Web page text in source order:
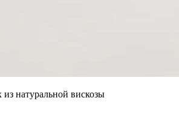
из натуральной вискозы